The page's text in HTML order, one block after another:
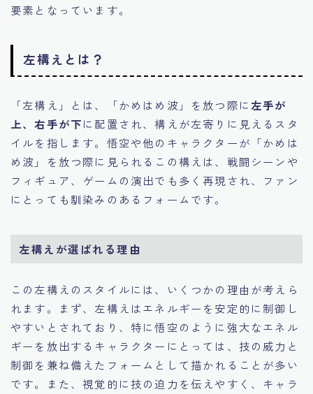
要素となっています。
左構えとは？
「左構え」とは、「かめはめ波」を放つ際に左手が
上、右手が下に配置され、構えが左寄りに見えるスタ
イルを指します。悟空や他のキャラクターが「かめは
め波」を放つ際に見られるこの構えは、戦闘シーンや
フィギュア、ゲームの演出でも多く再現され、ファン
にとっても馴染みのあるフォームです。
左構えが選ばれる理由
この左構えのスタイルには、いくつかの理由が考えら
れます。まず、左構えはエネルギーを安定的に制御し
やすいとされており、特に悟空のように強大なエネル
ギーを放出するキャラクターにとっては、技の威力と
制御を兼ね備えたフォームとして描かれることが多い
です。また、視覚的に技の迫力を伝えやすく、キャラ